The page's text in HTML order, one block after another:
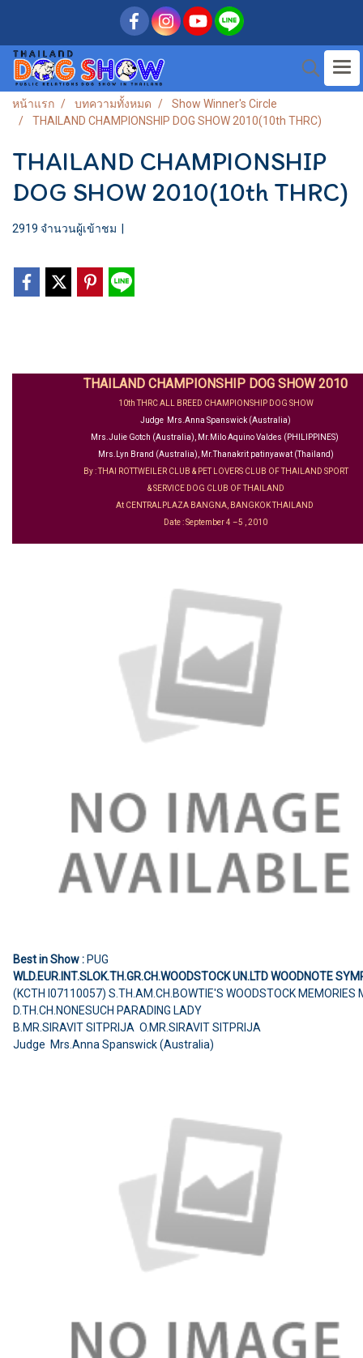
หน้าแรก บทความทั้งหมด
Show Winner's Circle
THAILAND CHAMPIONSHIP DOG SHOW 2010(10th THRC)
THAILAND CHAMPIONSHIP
DOG SHOW 2010(10th THRC)
2919 จำนวนผู้เข้าชม
THAILAND CHAMPIONSHIP DOG SHOW 2010
10th THRC ALL BREED CHAMPIONSHIP DOG SHOW
Judge Mrs.Anna Spanswick (Australia)
Mrs.Julie Gotch (Australia), Mr.Milo Aquino Valdes (PHILIPPINES)
Mrs.Lyn Brand (Australia), Mr.Thanakrit patinyawat (Thailand)
By : THAI ROTTWEILER CLUB & PET LOVERS CLUB OF THAILAND SPORT
& SERVICE DOG CLUB OF THAILAND
At CENTRALPLAZA BANGNA, BANGKOK THAILAND
Date : September 4 –5 , 2010
Best in Show :PUG
WLD.EUR.INT.SLOK.TH.GR.CH.WOODSTOCK UN.LTD WOODNOTE
(KCTH I07110057) S.TH.AM.CH.BOWTIE'S WOODSTOCK MEMORIES
D.TH.CH.NONESUCH PARADING LADY
B.MR.SIRAVIT SITPRIJA O.MR.SIRAVIT SITPRIJA
Judge Mrs.Anna Spanswick (Australia)